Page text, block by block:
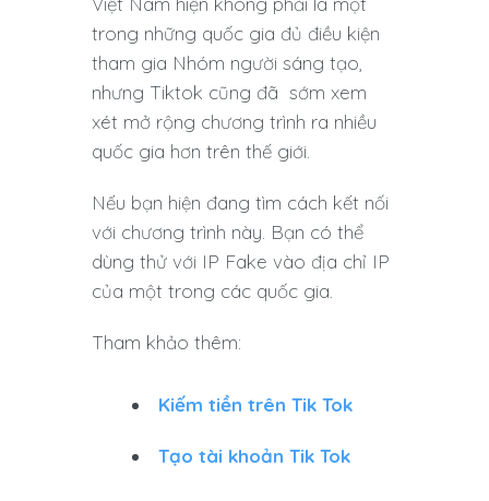
trong những quốc gia đủ điều kiện
tham gia Nhóm người sáng tạo,
nhưng Tiktok cũng đã sớm xem
xét mở rộng chương trình ra nhiều
quốc gia hơn trên thế giới.
Nếu bạn hiện đang tìm cách kết nối
với chương trình này. Bạn có thể
dùng thử với IP Fake vào địa chỉ IP
của một trong các quốc gia.
Tham khảo thêm:
Kiếm tiền trên Tik Tok
Tạo tài khoản Tik Tok